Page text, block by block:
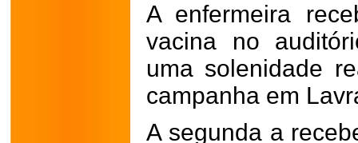
A enfermeira
vacina no
uma solenidade
campanha em
A segunda a